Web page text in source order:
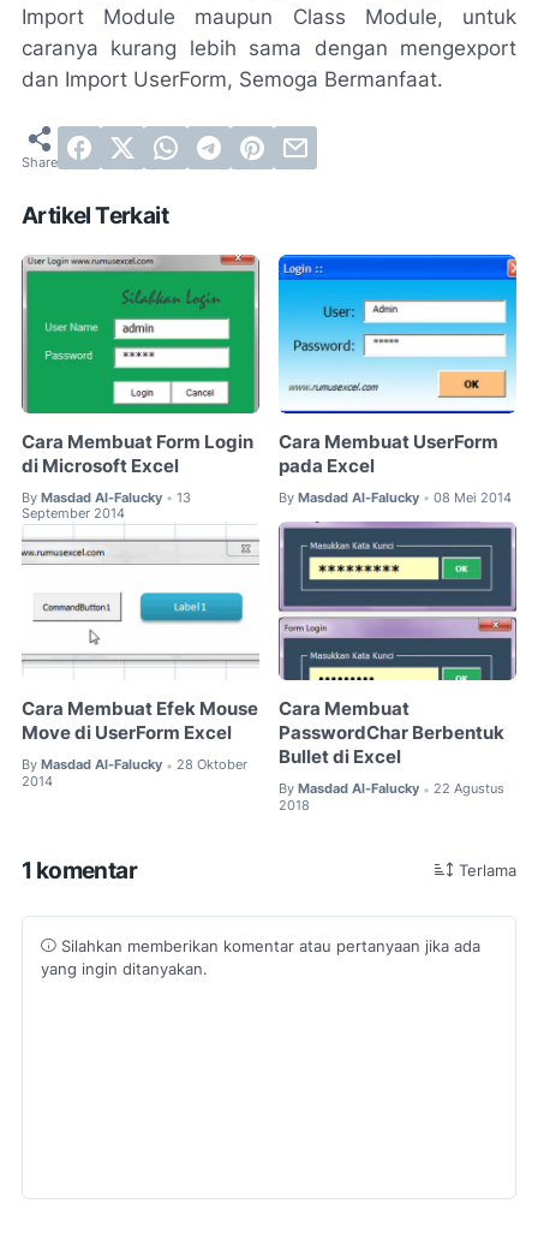
Import Module maupun Class Module, untuk
caranya kurang lebih sama dengan mengexport
dan Import UserForm, Semoga Bermanfaat.
Artikel Terkait
Cara Membuat Form Login
di Microsoft Excel
By Masdad Al-Falucky • 13
September 2014
Cara Membuat UserForm
pada Excel
By Masdad Al-Falucky • 08 Mei 2014
Cara Membuat Efek Mouse
Move di UserForm Excel
By Masdad Al-Falucky • 28 Oktober
2014
Cara Membuat
PasswordChar Berbentuk
Bullet di Excel
By Masdad Al-Falucky • 22 Agustus
2018
1 komentar Terlama
Silahkan memberikan komentar atau pertanyaan jika ada
yang ingin ditanyakan.